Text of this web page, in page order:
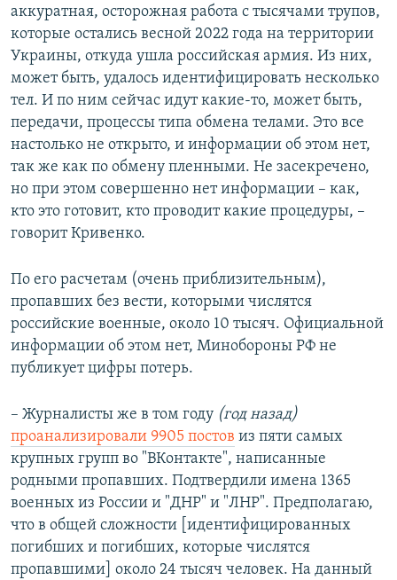
аккуратная, осторожная работа с тысячами трупов,
которые остались весной 2022 года на территории
Украины, откуда ушла российская армия. Из них,
может быть, удалось идентифицировать несколько
тел. И по ним сейчас идут какие-то, может быть,
передачи, процессы типа обмена телами. Это все
настолько не открыто, и информации об этом нет,
так же как по обмену пленными. Не засекречено,
но при этом совершенно нет информации – как,
кто это готовит, кто проводит какие процедуры, –
говорит Кривенко.
По его расчетам (очень приблизительным),
пропавших без вести, которыми числятся
российские военные, около 10 тысяч. Официальной
информации об этом нет, Минобороны РФ не
публикует цифры потерь.
– Журналисты же в том году (год назад)
проанализировали 9905 постов из пяти самых
крупных групп во "ВКонтакте", написанные
родными пропавших. Подтвердили имена 1365
военных из России и "ДНР" и "ЛНР". Предполагаю,
что в общей сложности [идентифицированных
погибших и погибших, которые числятся
пропавшими] около 24 тысяч человек. На данный